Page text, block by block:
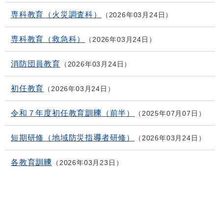
専科教育（火災調査科） 2026年03月24日
専科教育（救急科） 2026年03月24日
消防団員教育 2026年03月24日
初任教育 2026年03月24日
令和７年度初任教育訓練（前半） 2025年07月07日
短期研修（地域防災指導者研修） 2026年03月24日
各教育訓練 2026年03月23日